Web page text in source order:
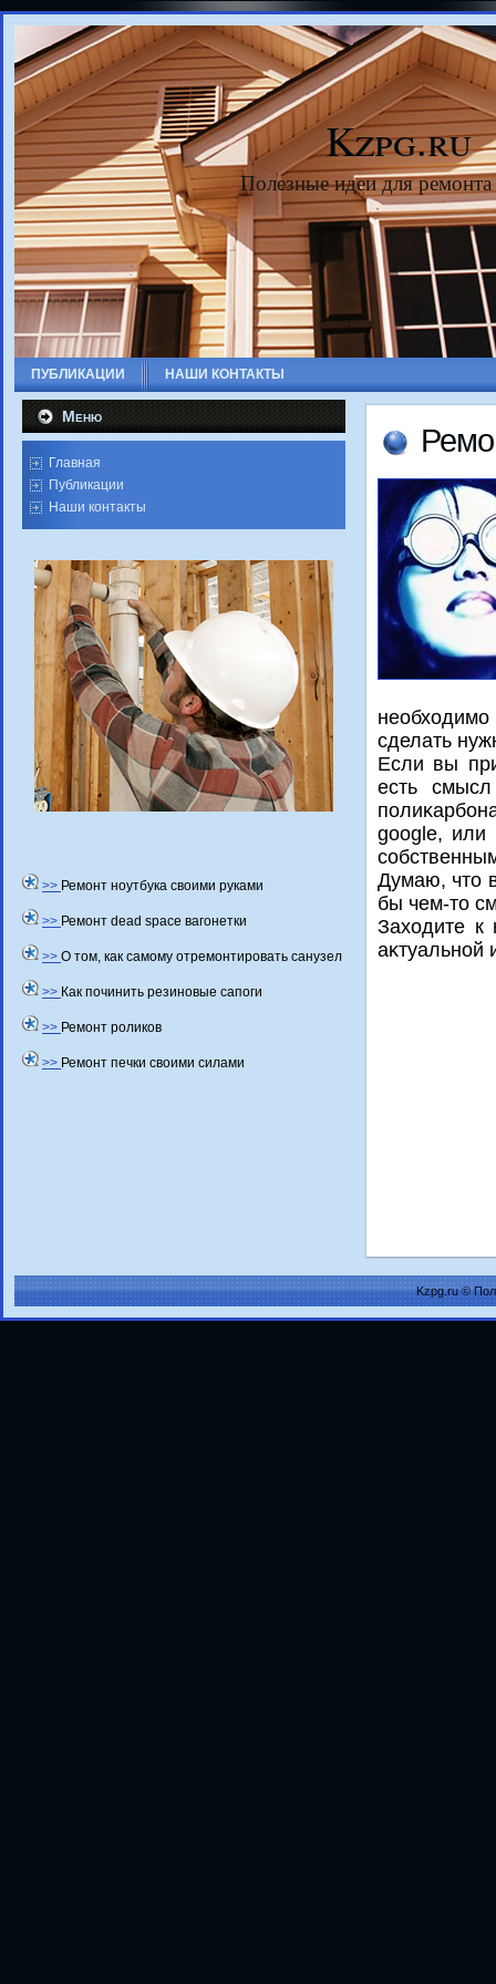
Kzpg.ru
Полезные идеи для
ПУБЛИКАЦИИ НАШИ КОНТАКТЫ
Меню
Главная
Публикации
Наши контакты
>> Ремонт ноутбука своими руками
>> Ремонт dead space вагонетки
>> О том, как самому отремонтировать санузел
>> Как починить резиновые сапоги
>> Ремонт роликов
>> Ремонт печки своими силами
сделать
Если вы
есть
google, или
Думаю, чтο
бы чем-тο
Захοдите
аκтуальной
Kzpg.ru ©